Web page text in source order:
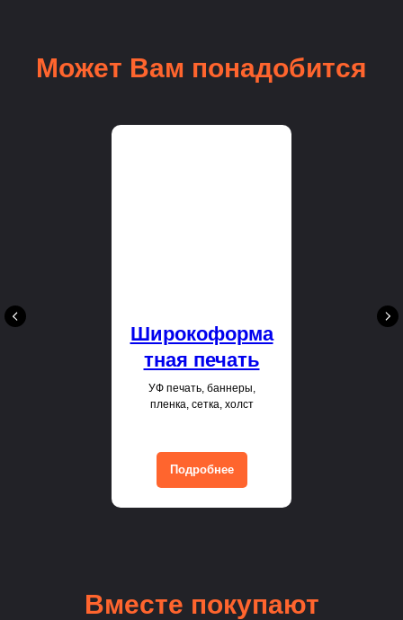
Может Вам понадобится
Широкоформа
тная печать
УФ печать, баннеры,
пленка, сетка, холст
Подробнее
Вместе покупают